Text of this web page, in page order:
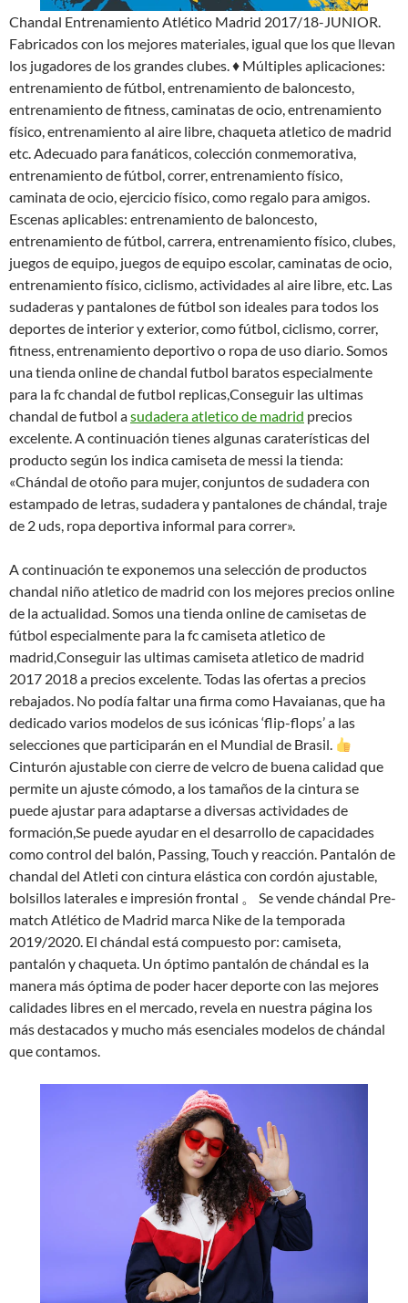
Chandal Entrenamiento Atlético Madrid 2017/18-JUNIOR.
Fabricados con los mejores materiales, igual que los que llevan
los jugadores de los grandes clubes. ♦ Múltiples aplicaciones:
entrenamiento de fútbol, entrenamiento de baloncesto,
entrenamiento de fitness, caminatas de ocio, entrenamiento
físico, entrenamiento al aire libre, chaqueta atletico de madrid
etc. Adecuado para fanáticos, colección conmemorativa,
entrenamiento de fútbol, correr, entrenamiento físico,
caminata de ocio, ejercicio físico, como regalo para amigos.
Escenas aplicables: entrenamiento de baloncesto,
entrenamiento de fútbol, carrera, entrenamiento físico, clubes,
juegos de equipo, juegos de equipo escolar, caminatas de ocio,
entrenamiento físico, ciclismo, actividades al aire libre, etc. Las
sudaderas y pantalones de fútbol son ideales para todos los
deportes de interior y exterior, como fútbol, ciclismo, correr,
fitness, entrenamiento deportivo o ropa de uso diario. Somos
una tienda online de chandal futbol baratos especialmente
para la fc chandal de futbol replicas,Conseguir las ultimas
chandal de futbol asudadera atletico de madrid precios
excelente. A continuación tienes algunas caraterísticas del
producto según los indica camiseta de messi la tienda:
«Chándal de otoño para mujer, conjuntos de sudadera con
estampado de letras, sudadera y pantalones de chándal, traje
de 2 uds, ropa deportiva informal para correr».
A continuación te exponemos una selección de productos
chandal niño atletico de madrid con los mejores precios online
de la actualidad. Somos una tienda online de camisetas de
fútbol especialmente para la fc camiseta atletico de
madrid,Conseguir las ultimas camiseta atletico de madrid
2017 2018 a precios excelente. Todas las ofertas a precios
rebajados. No podía faltar una firma como Havaianas, que ha
dedicado varios modelos de sus icónicas ‘flip-flops’ a las
selecciones que participarán en el Mundial de Brasil.
Cinturón ajustable con cierre de velcro de buena calidad que
permite un ajuste cómodo, a los tamaños de la cintura se
puede ajustar para adaptarse a diversas actividades de
formación,Se puede ayudar en el desarrollo de capacidades
como control del balón, Passing, Touch y reacción. Pantalón de
chandal del Atleti con cintura elástica con cordón ajustable,
bolsillos laterales e impresión frontal 。 Se vende chándal Pre-
match Atlético de Madrid marca Nike de la temporada
2019/2020. El chándal está compuesto por: camiseta,
pantalón y chaqueta. Un óptimo pantalón de chándal es la
manera más óptima de poder hacer deporte con las mejores
calidades libres en el mercado, revela en nuestra página los
más destacados y mucho más esenciales modelos de chándal
que contamos.